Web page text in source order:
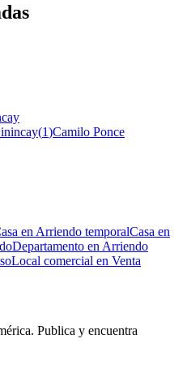
(1)Camilo Ponce
en Arriendo temporalCasa en
Departamento en Arriendo
Local comercial en Venta
Publica y encuentra